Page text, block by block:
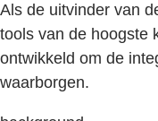
Als de uitvinder van
tools van de hoogste
ontwikkeld om de
waarborgen.